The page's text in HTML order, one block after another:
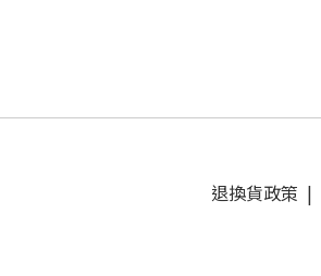
退換貨政策 |